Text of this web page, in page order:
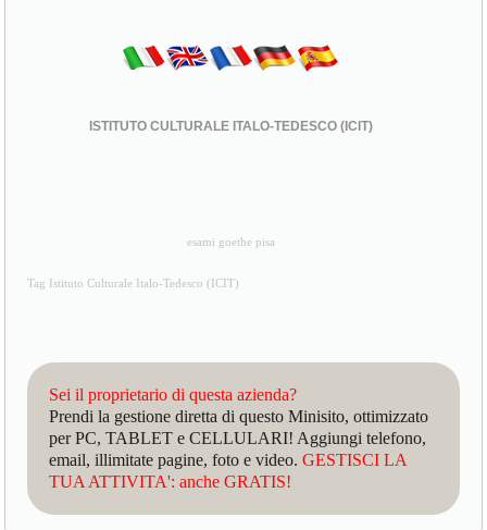
ISTITUTO CULTURALE ITALO-TEDESCO (ICIT)
esami goethe pisa
Tag Istituto Culturale Italo-Tedesco (ICIT)
Sei il proprietario di questa azienda?
Prendi la gestione diretta di questo Minisito, ottimizzato
per PC, TABLET e CELLULARI! Aggiungi telefono,
email, illimitate pagine, foto e video.GESTISCI LA
TUA ATTIVITA': anche GRATIS!